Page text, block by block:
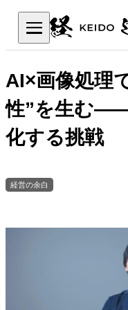
AI×画像処理
性”を生む
化する挑戦
経営の余白